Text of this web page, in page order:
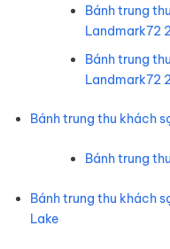
Bánh trung
Landmark72
Bánh trung
Landmark72
Bánh trung thu khách
Bánh trung
Bánh trung thu khách
Lake